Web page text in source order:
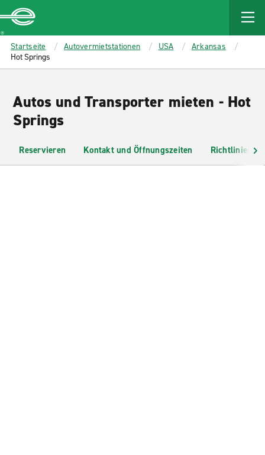
MAIN
CONTENT
Enterprise
Startseite Autovermietstationen USA
Arkansas
Hot Springs
Autos und Transporter mieten - Hot
Springs
Reservieren Kontakt und Öffnungszeiten Richtlinien